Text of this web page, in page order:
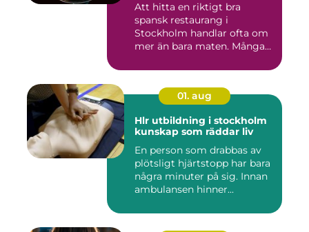
Att hitta en riktigt bra
spansk restaurang i
Stockholm handlar ofta om
mer än bara maten. Många
01. aug
Hlr utbildning i stockholm
kunskap som räddar liv
En person som drabbas av
plötsligt hjärtstopp har bara
några minuter på sig. Innan
ambulansen hinner...